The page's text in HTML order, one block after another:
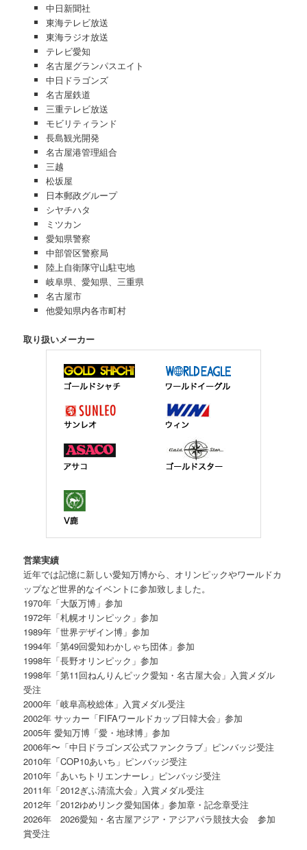
中日新聞社
東海テレビ放送
東海ラジオ放送
テレビ愛知
名古屋グランパスエイト
中日ドラゴンズ
名古屋鉄道
三重テレビ放送
モビリティランド
長島観光開発
名古屋港管理組合
三越
松坂屋
日本郵政グループ
シヤチハタ
ミツカン
愛知県警察
中部管区警察局
陸上自衛隊守山駐屯地
岐阜県、愛知県、三重県
名古屋市
他愛知県内各市町村
取り扱いメーカー
営業実績
近年では記憶に新しい愛知万博から、オリンピックやワールドカ
ップなど世界的なイベントに参加致しました。
1970年「大阪万博」参加
1972年「札幌オリンピック」参加
1989年「世界デザイン博」参加
1994年「第49回愛知わかしゃち団体」参加
1998年「長野オリンピック」参加
1998年「第11回ねんりんピック愛知・名古屋大会」入賞メダル
受注
2000年「岐阜高校総体」入賞メダル受注
2002年 サッカー「FIFAワールドカップ日韓大会」参加
2005年 愛知万博「愛・地球博」参加
2006年〜「中日ドラゴンズ公式ファンクラブ」ピンバッジ受注
2010年「COP10あいち」ピンバッジ受注
2010年「あいちトリエンナーレ」ピンバッジ受注
2011年「2012ぎふ清流大会」入賞メダル受注
2012年「2012ゆめリンク愛知国体」参加章・記念章受注
2026年2026愛知・名古屋アジア・アジアパラ競技大会 参加
賞受注